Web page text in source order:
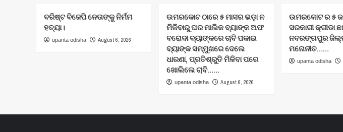
ବରିଷ୍ଟ ବିଜେପି ନେତାଙ୍କୁ ନିର୍ମମ
ହତ୍ୟା।
upanta odisha August 6, 2026
ଉମରକୋଟ ଠାରେ ୫ ମାସର ଭଡ଼ା ନ
ମିଳିବାରୁ ଘର ମାଲିକ ବ୍ୟାଙ୍କ ଅଫ
ବରୋଦା ବ୍ୟାଙ୍କରେ ଚାବି ପକାଇ
ବ୍ୟାଙ୍କ ସମ୍ମୁଖରେ ଦେଲେ
ଧାରଣା, ପ୍ରତିଶ୍ରୁତି ମିଳିବା ପରେ
ଖୋଲିଲେ ଚାବି……
upanta odisha August 6, 2026
ଉମରକୋଟ ର ୫
ସରକାରୀ କ୍ରୀଡା
ନବରଙ୍ଗପୁର
ମନୋନୀତ……
upanta odisha